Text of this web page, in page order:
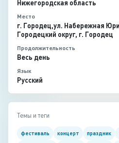
Нижегородская область
Место
г. Городец,ул. Набережная
Городецкий округ, г. Городец
Продолжительность
Весь день
Язык
Русский
Темы и теги
фестиваль концерт праздник